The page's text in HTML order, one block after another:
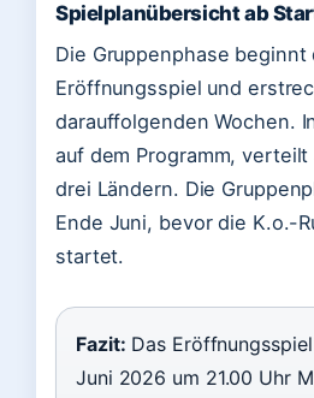
Spielplanübersicht ab
Die Gruppenphase
Eröffnungsspiel und
darauffolgenden Wochen.
auf dem Programm,
drei Ländern. Die
Ende Juni, bevor die K.o.-
startet.
Fazit: Das
Juni 2026 um 21.00 Uhr